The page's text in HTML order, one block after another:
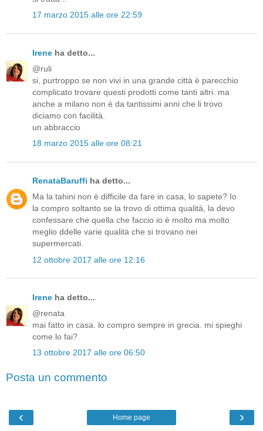
17 marzo 2015 alle ore 22:59
Irene ha detto...
@ruli
si, purtroppo se non vivi in una grande città è parecchio
complicato trovare questi prodotti come tanti altri. ma
anche a milano non è da tantissimi anni che li trovo
diciamo con facilità.
un abbraccio
18 marzo 2015 alle ore 08:21
RenataBaruffi ha detto...
Ma la tahini non è difficile da fare in casa, lo sapete? Io
la compro soltanto se la trovo di ottima qualità, la devo
confessare che quella che faccio io è molto ma molto
meglio ddelle varie qualità che si trovano nei
supermercati.
12 ottobre 2017 alle ore 12:16
Irene ha detto...
@renata
mai fatto in casa. lo compro sempre in grecia. mi spieghi
come lo fai?
13 ottobre 2017 alle ore 06:50
Posta un commento
‹ ›
Home page